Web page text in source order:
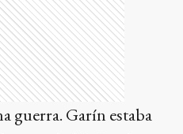
guerra. Garín estaba